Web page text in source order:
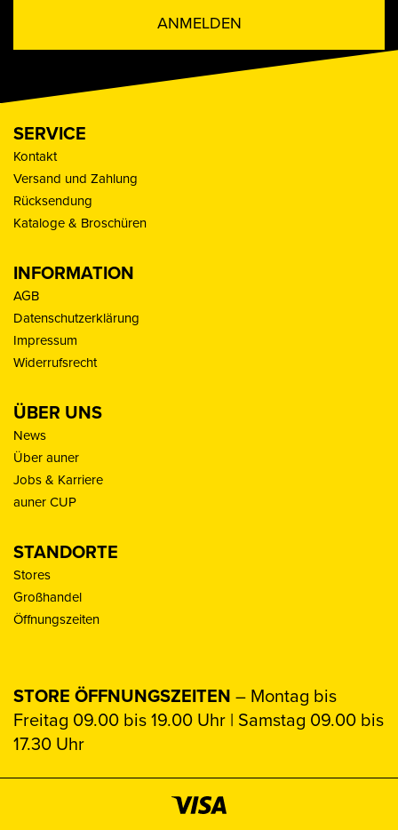
ANMELDEN
SERVICE
Kontakt
Versand und Zahlung
Rücksendung
Kataloge & Broschüren
INFORMATION
AGB
Datenschutzerklärung
Impressum
Widerrufsrecht
ÜBER UNS
News
Über auner
Jobs & Karriere
auner CUP
STANDORTE
Stores
Großhandel
Öffnungszeiten
STORE ÖFFNUNGSZEITEN – Montag bis
Freitag 09.00 bis 19.00 Uhr | Samstag 09.00 bis
17.30 Uhr